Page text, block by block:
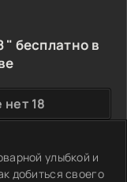
бесплатно в
18
улыбкой и
добиться своего